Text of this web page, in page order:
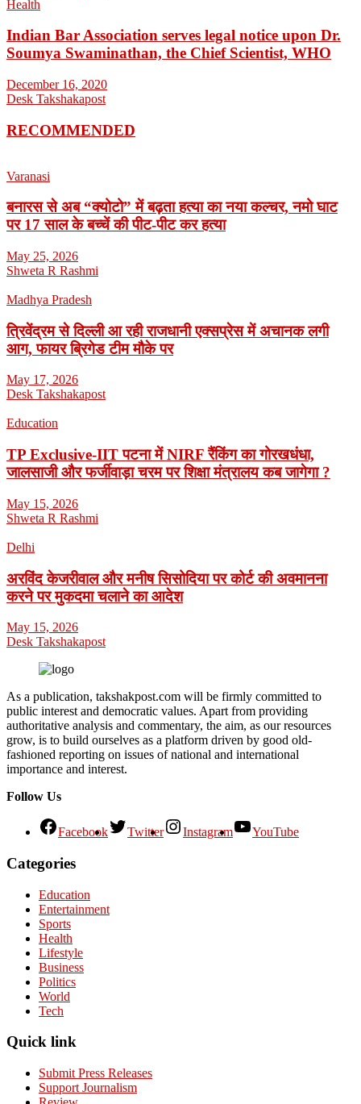
Health
Indian Bar Association serves legal notice upon Dr.
Soumya Swaminathan, the Chief Scientist, WHO
December 16, 2020
Desk Takshakapost
RECOMMENDED
Varanasi
बनारस से अब “क्योटो” में बढ़ता हत्या का नया कल्चर, नमो घाट
पर 17 साल के बच्चें की पीट-पीट कर हत्या
May 25, 2026
Shweta R Rashmi
Madhya Pradesh
त्रिवेंद्रम से दिल्ली आ रही राजधानी एक्सप्रेस में अचानक लगी
आग, फायर ब्रिगेड टीम मौके पर
May 17, 2026
Desk Takshakapost
Education
TP Exclusive-IIT पटना में NIRF रैंकिंग का गोरखधंधा,
जालसाजी और फर्जीवाड़ा चरम पर शिक्षा मंत्रालय कब जागेगा ?
May 15, 2026
Shweta R Rashmi
Delhi
अरविंद केजरीवाल और मनीष सिसोदिया पर कोर्ट की अवमानना
करने पर मुकदमा चलाने का आदेश
May 15, 2026
Desk Takshakapost
As a publication, takshakpost.com will be firmly committed to
public interest and democratic values. Apart from providing
authoritative analysis and commentary, the aim, as our resources
grow, is to build ourselves as a platform driven by good old-
fashioned reporting on issues of national and international
importance and interest.
Follow Us
Facebook Twitter Instagram YouTube
Categories
Education
Entertainment
Sports
Health
Lifestyle
Business
Politics
World
Tech
Quick link
Submit Press Releases
Support Journalism